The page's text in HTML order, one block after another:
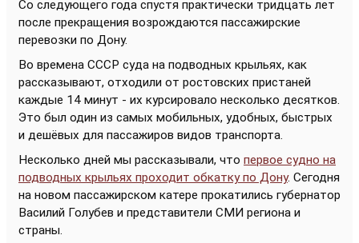
Со следующего года спустя практически тридцать лет
после прекращения возрождаются пассажирские
перевозки по Дону.
Во времена СССР суда на подводных крыльях, как
рассказывают, отходили от ростовских пристаней
каждые 14 минут - их курсировало несколько десятков.
Это был один из самых мобильных, удобных, быстрых
и дешёвых для пассажиров видов транспорта.
Несколько дней мы рассказывали, что первое судно на
подводных крыльях проходит обкатку по Дону. Сегодня
на новом пассажирском катере прокатились губернатор
Василий Голубев и представители СМИ региона и
страны.